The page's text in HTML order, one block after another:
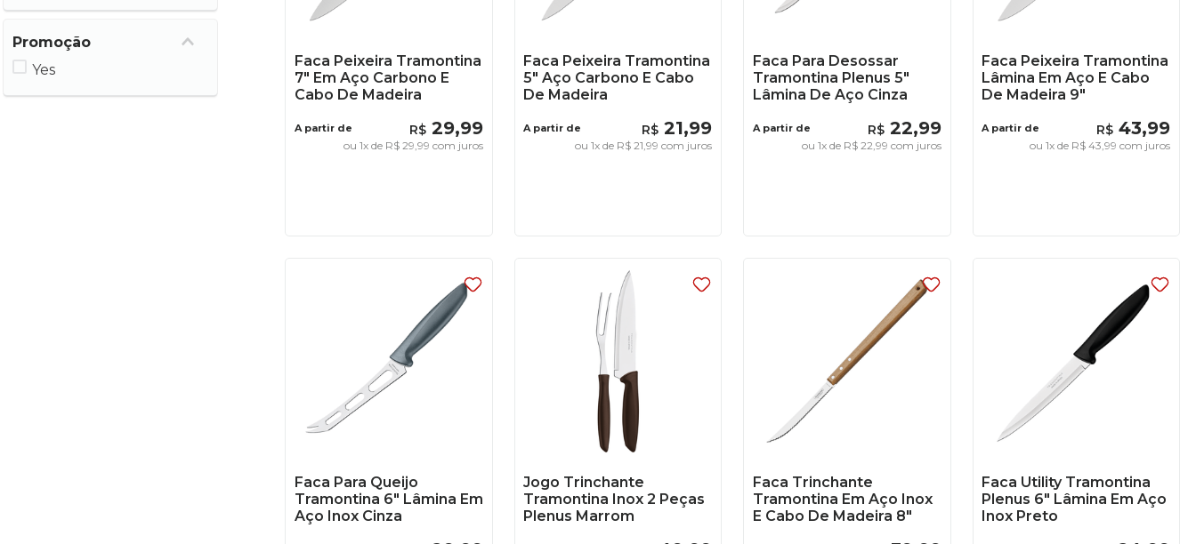
Promoção
Yes
Faca Peixeira Tramontina
7" Em Aço Carbono E
Cabo De Madeira
A partir de R$ 29,99
ou 1x de R$ 29 99 com juros
Faca Peixeira Tramontina
5" Aço Carbono E Cabo
De Madeira
A partir de R$ 21,99
ou1x de R$ 21 ,99 com juros
Faca Para Desossar
Tramontina Plenus 5"
Lâmina De Aço Cinza
A partir de R$ 22,99
ou 1x de R$ 22 99 com juros
Faca Peixeira Tramontina
Lâmina Em Aço E Cabo
De Madeira 9"
A partir de R$ 43,99
ou1x de R$ 43 ,99 com juros
Faca Para Queijo
Tramontina 6" Lâmina Em
Aço Inox Cinza
Jogo Trinchante
Tramontina Inox 2 Peças
Plenus Marrom
Faca Trinchante
Tramontina Em Aço Inox
E Cabo De Madeira 8"
Faca Utility Tramontina
Plenus 6" Lâmina Em Aço
Inox Preto